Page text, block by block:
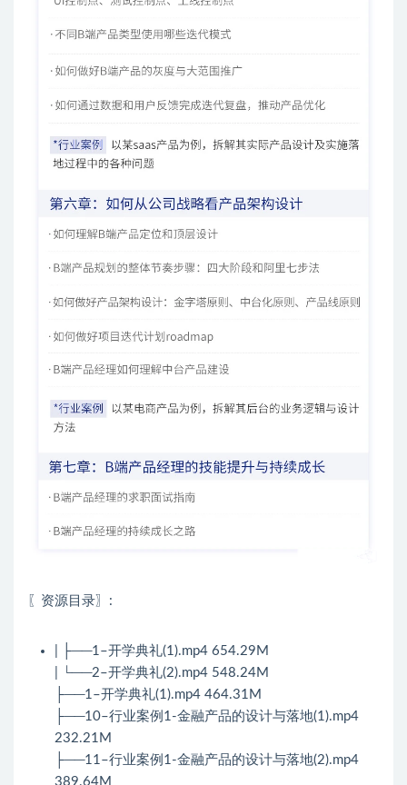
〖资源目录〗:
| ├──1–开学典礼(1).mp4 654.29M
| └──2–开学典礼(2).mp4 548.24M
├──1–开学典礼(1).mp4 464.31M
├──10–行业案例1-金融产品的设计与落地(1).mp4
232.21M
├──11–行业案例1-金融产品的设计与落地(2).mp4
389.64M